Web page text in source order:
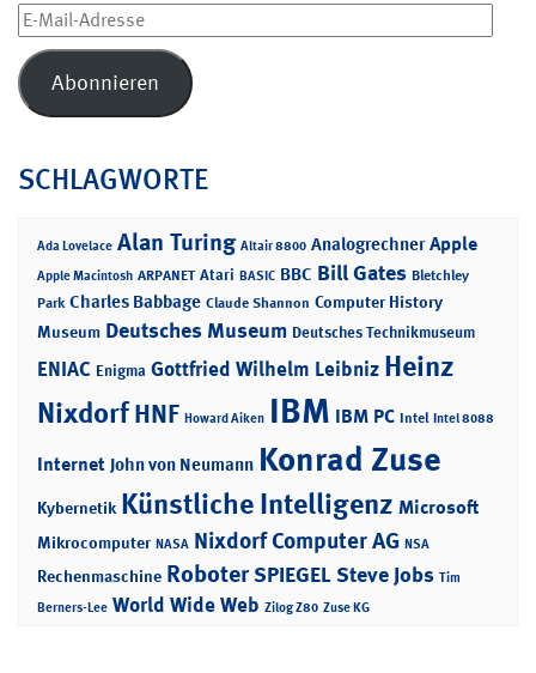
E-
Mail-
Adresse
Abonnieren
SCHLAGWORTE
Ada Lovelace Alan Turing Altair 8800 Analogrechner Apple
Apple Macintosh ARPANET Atari BASIC BBC Bill Gates Bletchley
Park Charles Babbage Claude Shannon Computer History
Museum Deutsches Museum Deutsches Technikmuseum
ENIAC Enigma Gottfried Wilhelm Leibniz Heinz
NixdorfHNF Howard Aiken IBM IBM PC Intel Intel 8088
Internet John von Neumann Konrad Zuse
Kybernetik Künstliche Intelligenz Microsoft
Mikrocomputer NASA Nixdorf Computer AG NSA
Rechenmaschine RoboterSPIEGELSteve Jobs Tim
Berners-Lee World Wide Web Zilog Z80 Zuse KG